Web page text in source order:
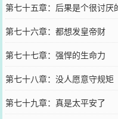
第七十五章：后果是个很讨厌
第七十六章：都想发皇帝财
第七十七章：强悍的生命力
第七十八章：没人愿意守规矩
第七十九章：真是太平安了